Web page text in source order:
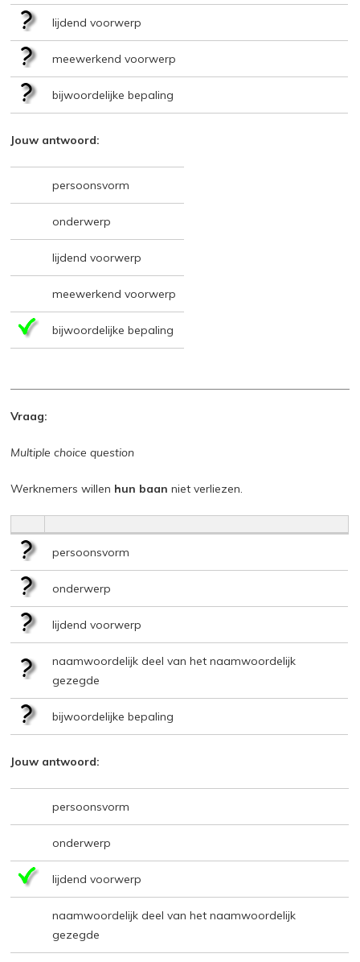
lijdend voorwerp
meewerkend voorwerp
bijwoordelijke bepaling
Jouw antwoord:
persoonsvorm
onderwerp
lijdend voorwerp
meewerkend voorwerp
bijwoordelijke bepaling
Vraag:
Multiple choice question
Werknemers willen hun baan niet verliezen.
persoonsvorm
onderwerp
lijdend voorwerp
naamwoordelijk deel van het naamwoordelijk
gezegde
bijwoordelijke bepaling
Jouw antwoord:
persoonsvorm
onderwerp
lijdend voorwerp
naamwoordelijk deel van het naamwoordelijk
gezegde